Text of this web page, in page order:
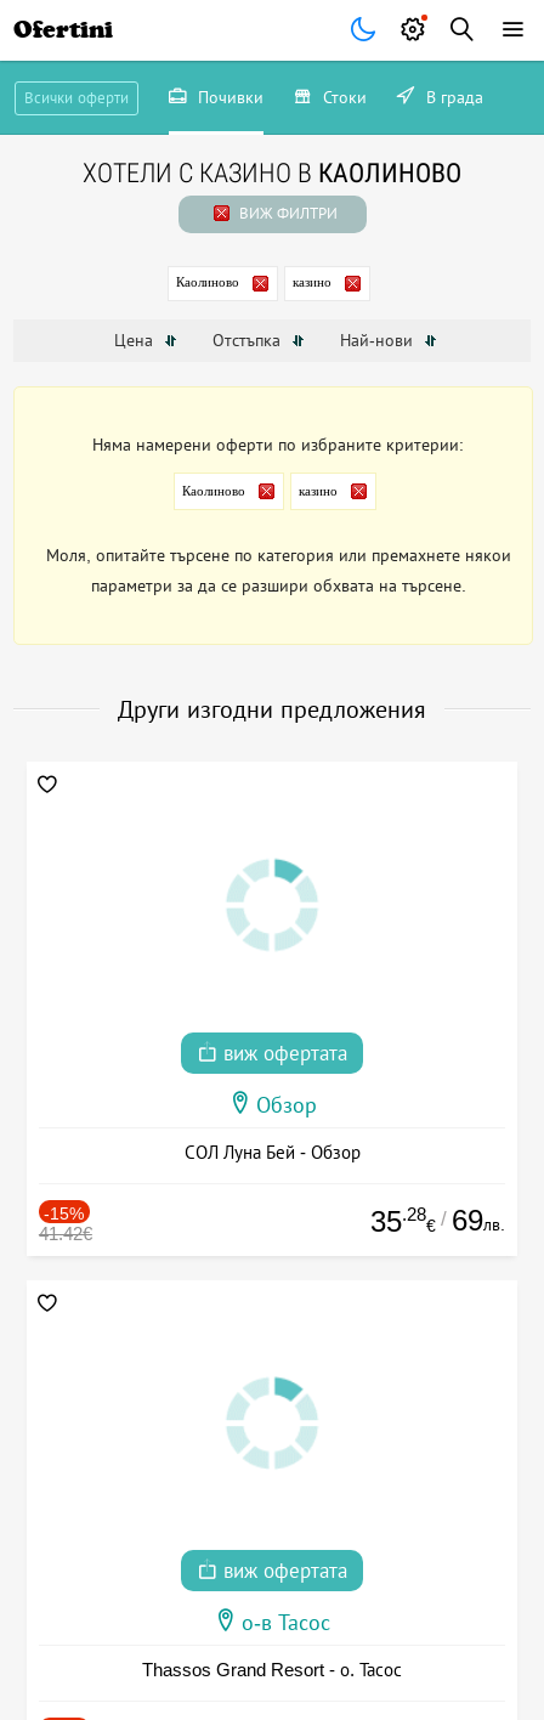
Ofertini
Всички оферти Почивки Стоки В града
ХОТЕЛИ С КАЗИНО В КАОЛИНОВО
ВИЖ ФИЛТРИ
Каолиново казино
Цена Отстъпка Най-нови
Няма намерени оферти по избраните критерии:
Каолиново казино
Моля, опитайте търсене по категория или премахнете някои
параметри за да се разшири обхвата на търсене.
Други изгодни предложения
виж офертата
Обзор
СОЛ Луна Бей - Обзор
-15%
41.42€ 35.28
€ / 69лв.
виж офертата
о-в Тасос
Thassos Grand Resort - о. Тасос